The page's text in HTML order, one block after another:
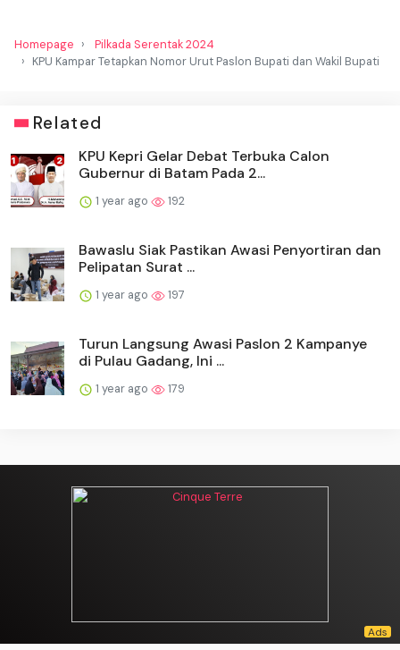
Homepage
Pilkada Serentak 2024
KPU Kampar Tetapkan Nomor Urut Paslon Bupati dan Wakil Bupati
Related
KPU Kepri Gelar Debat Terbuka Calon
Gubernur di Batam Pada 2...
1 year ago 192
Bawaslu Siak Pastikan Awasi Penyortiran dan
Pelipatan Surat ...
1 year ago 197
Turun Langsung Awasi Paslon 2 Kampanye
di Pulau Gadang, Ini ...
1 year ago 179